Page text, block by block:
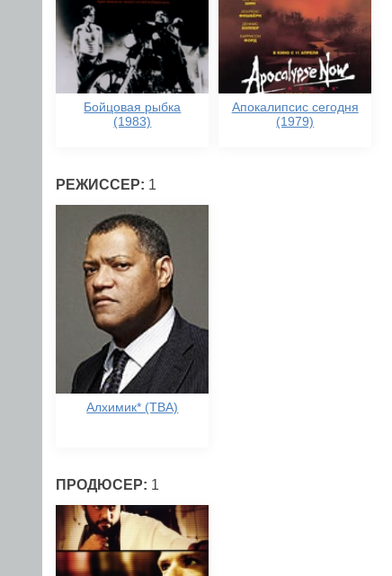
Бойцовая рыбка
(1983)
Апокалипсис сегодня
(1979)
РЕЖИССЕР: 1
Алхимик* (TBA)
ПРОДЮСЕР: 1